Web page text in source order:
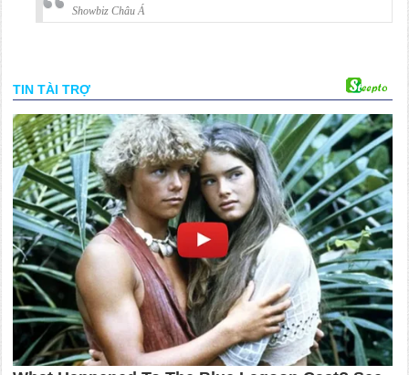
Showbiz Châu Á